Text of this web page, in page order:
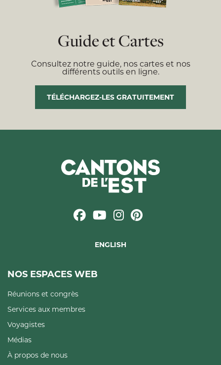
Guide et Cartes
Consultez notre guide, nos cartes et nos
différents outils en ligne.
TÉLÉCHARGEZ-LES GRATUITEMENT
ENGLISH
NOS ESPACES WEB
Réunions et congrès
Services aux membres
Voyagistes
Médias
À propos de nous